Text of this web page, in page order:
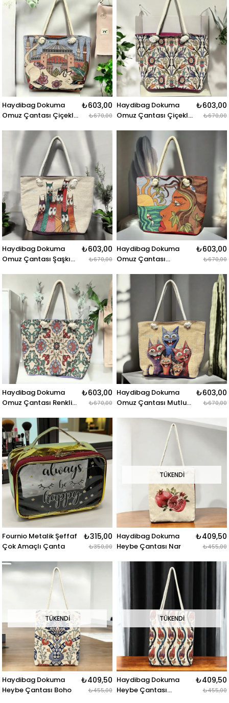
Haydibag Dokuma
Omuz Çantası Çiçekli
₺603,00
₺670,00
Haydibag Dokuma
Omuz Çantası Çiçekli
₺603,00
₺670,00
Haydibag Dokuma
Omuz Çantası Şaşkın
₺603,00
₺670,00
Haydibag Dokuma
Omuz Çantası
₺603,00
₺670,00
Haydibag Dokuma
Omuz Çantası Renkli
₺603,00
₺670,00
Haydibag Dokuma
Omuz Çantası Mutlu
₺603,00
₺670,00
Fournio Metalik Şeffaf
Çok Amaçlı Çanta
₺315,00
₺350,00
TÜKENDI
Haydibag Dokuma
Heybe Çantası Nar
₺409,50
₺455,00
TÜKENDI
Haydibag Dokuma
Heybe Çantası Boho
₺409,50
₺455,00
TÜKENDI
Haydibag Dokuma
Heybe Çantası
₺409,50
₺455,00